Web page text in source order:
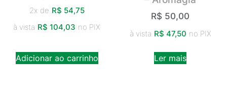
2x de R$ 54,75
à vista R$ 104,03 no PIX
Adicionar ao carrinho
R$ 50,00
à vista R$ 47,50 no PIX
Ler mais